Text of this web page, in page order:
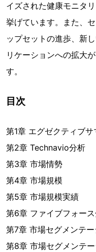
イズされた健康モニタ
挙げています。また、
ップセットの進歩、新
リケーションへの拡大
す。
目次
第1章 エグゼクティブサ
第2章 Technavio分析
第3章 市場情勢
第4章 市場規模
第5章 市場規模実績
第6章 ファイブフォー
第7章 市場セグメンテ
第8章 市場セグメンテ